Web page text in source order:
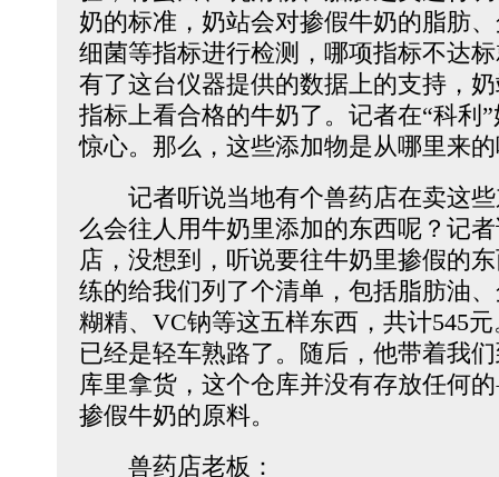
奶的标准，奶站会对掺假牛奶的脂肪
细菌等指标进行检测，哪项指标不达
有了这台仪器提供的数据上的支持，
指标上看合格的牛奶了。记者在“科利
惊心。那么，这些添加物是从哪里来
记者听说当地有个兽药店在卖这些
么会往人用牛奶里添加的东西呢？记
店，没想到，听说要往牛奶里掺假的
练的给我们列了个清单，包括脂肪油
糊精、VC钠等这五样东西，共计545
已经是轻车熟路了。随后，他带着我
库里拿货，这个仓库并没有存放任何
掺假牛奶的原料。
兽药店老板：